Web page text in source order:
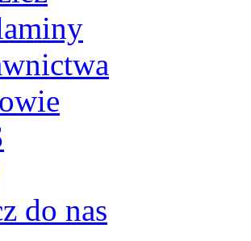
do nas